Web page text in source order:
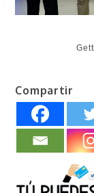
Compartir